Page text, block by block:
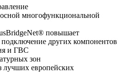
многофункциональной
повышает
подключение других компонентов
и ГВС
зон
лучших европейских